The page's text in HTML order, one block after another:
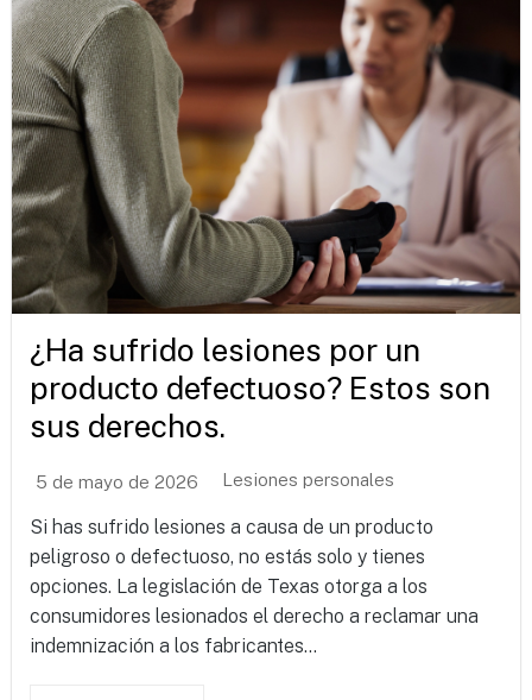
¿Ha sufrido lesiones por un
producto defectuoso? Estos son
sus derechos.
5 de mayo de 2026 Lesiones personales
Si has sufrido lesiones a causa de un producto
peligroso o defectuoso, no estás solo y tienes
opciones. La legislación de Texas otorga a los
consumidores lesionados el derecho a reclamar una
indemnización a los fabricantes...